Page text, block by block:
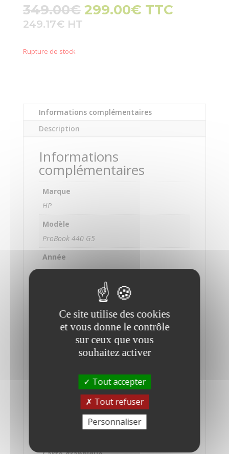
349.00€ Le
299.00€Le
TTC
249.17€
Rupture de stock
Informations complémentaires
Description
Informations
complémentaires
Marque
HP
Modèle
ProBook 440 G5
Année
2018
Système d'exploitation
Windows 10 Pro 64 bits
Processeur
Intel Core i7-8550U
Taille de l'écran
Ce site utilise des cookies
et vous donne le contrôle
sur ceux que vous
souhaitez activer
Tout accepter
Tout refuser
Personnaliser